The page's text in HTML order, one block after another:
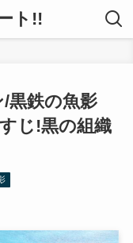
ト!!
/黒鉄の魚影
じ!黒の組織